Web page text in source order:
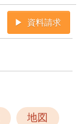
資料請求
地図